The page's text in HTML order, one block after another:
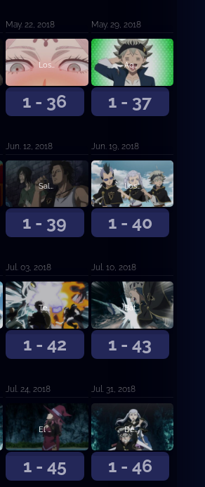
May. 22, 2018 May. 29, 2018
1 - 36
Los tres ojos
Jun. 12, 2018
1 - 37
Aquel sin magia
Jun. 19, 2018
1 - 39
Saludo de tres hojas
Jul. 03, 2018
1 - 40
Los Toros Negros en la playa
Jul. 10, 2018
1 - 42
Templo Submarino
Jul. 24, 2018
1 - 43
Battle Royale en el templo
Jul. 31, 2018
1 - 45
El hombre que nunca se rinde
1 - 46
Despertar